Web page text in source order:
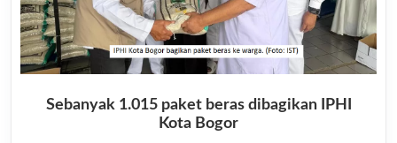
Sebanyak 1.015 paket beras dibagikan IPHI
Kota Bogor